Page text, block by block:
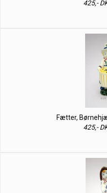
425,-
Fætter,
425,-